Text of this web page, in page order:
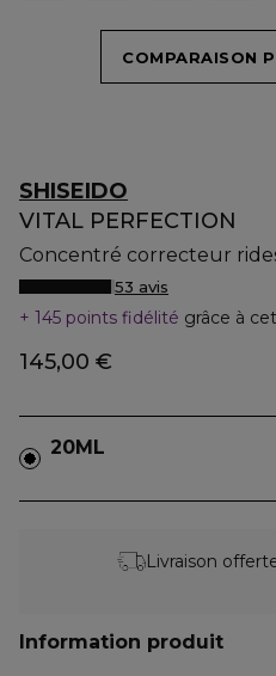
COMPARAISON
SHISEIDO
VITAL PERFECTION
Concentré correcteur
53 avis
145 points fidélité grâce à
145,00 €
20ML
Livraison
Information produit